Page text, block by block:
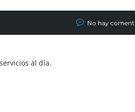
No hay
al día.